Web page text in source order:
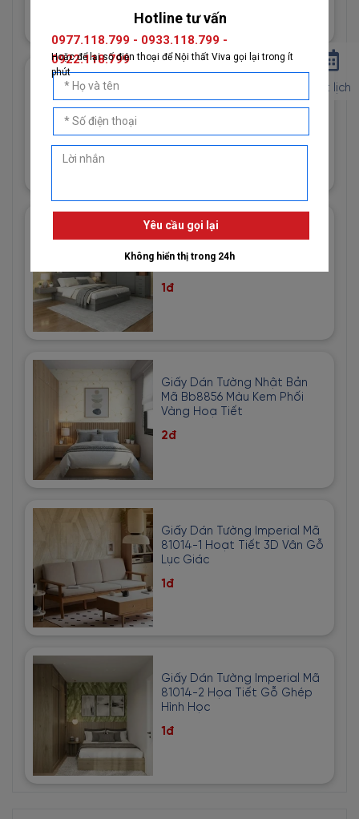
81013-2 Vân Vải Dệt Màu
Giấy Dán Tường Imperial Mã
81013-3 Hoạ Tiết Vải Bố Màu
Vàng Cát
1đ
Giấy Dán Tường Nhật Bản
Mã Bb8856 Màu Kem Phối
Vàng Hoạ Tiết
2đ
Giấy Dán Tường Imperial Mã
81014-1 Hoạt Tiết 3D Vân Gỗ
Lục Giác
1đ
Giấy Dán Tường Imperial Mã
81014-2 Họa Tiết Gỗ Ghép
Hình Học
1đ
Đặt lịch